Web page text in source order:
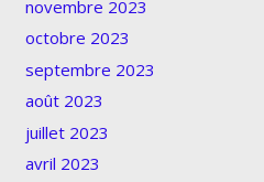
novembre 2023
octobre 2023
septembre 2023
août 2023
juillet 2023
avril 2023